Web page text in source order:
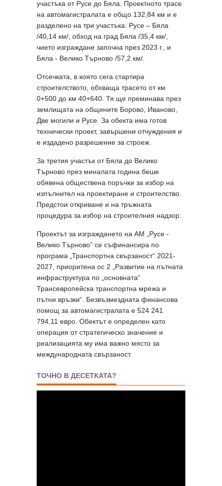
участъка от Русе до Бяла. Проектното трасе
на автомагистралата е общо 132,84 км и е
разделено на три участъка: Русе – Бяла
/40,14 км/, обход на град Бяла /35,4 км/,
чието изграждане започна през 2023 г., и
Бяла - Велико Търново /57,2 км/.
Отсечката, в която сега стартира
строителството, обхваща трасето от км
0+500 до км 40+640. Тя ще преминава през
землищата на общините Борово, Иваново,
Две могили и Русе. За обекта има готов
технически проект, завършени отчуждения и
е издадено разрешение за строеж.
За третия участък от Бяла до Велико
Търново през миналата година беше
обявена обществена поръчки за избор на
изпълнител на проектиране и строителство.
Предстои откриване и на тръжната
процедура за избор на строителния надзор.
Проектът за изграждането на АМ „Русе -
Велико Търново” се съфинансира по
програма „Транспортна свързаност“ 2021-
2027, приоритена ос 2 „Развитие на пътната
инфраструктура по „основната“
Трансевропейска транспортна мрежа и
пътни връзки“. Безвъзмездната финансова
помощ за автомагистралата е 524 241
794,11 евро. Обектът е определен като
операция от стратегическо значение и
реализацията му има важно място за
международната свързаност.
ТОЧНО В ДЕСЕТКАТА?